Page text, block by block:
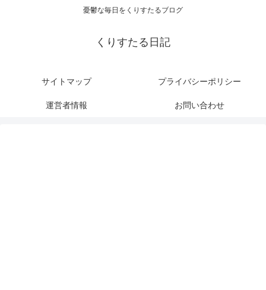
憂鬱な毎日をくりすたるブログ
くりすたる日記
サイトマップ プライバシーポリシー
運営者情報 お問い合わせ